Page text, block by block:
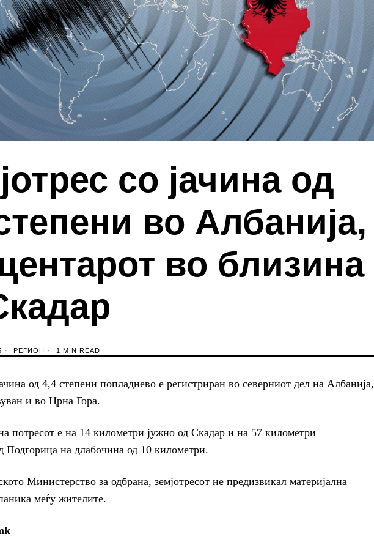
со јачина од
во Албанија,
во близина
РЕГИОН 1 MIN READ
од 4,4 степени попладнево е регистриран во северниот дел на Албанија,
и во Црна Гора.
потресот е на 14 километри јужно од Скадар и на 57 километри
Подгорица на длабочина од 10 километри.
Министерство за одбрана, земјотресот не предизвикал материјална
меѓу жителите.